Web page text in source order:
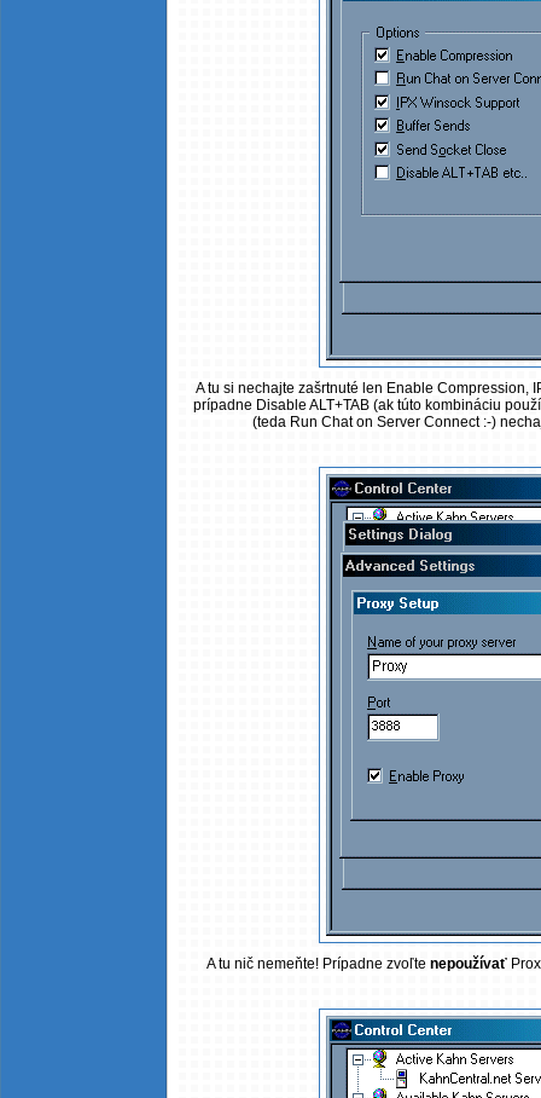
A tu si nechajte zašrtnuté len Enable Compression,
prípadne Disable ALT+TAB (ak túto kombináciu
(teda Run Chat on Server Connect :-)
A tu nič nemeňte! Prípadne zvoľte nepoužívať